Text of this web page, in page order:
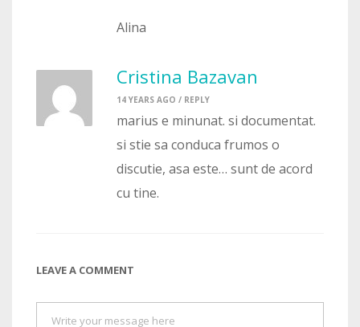
Alina
Cristina Bazavan
14 YEARS AGO / REPLY
marius e minunat. si documentat.
si stie sa conduca frumos o
discutie, asa este… sunt de acord
cu tine.
LEAVE A COMMENT